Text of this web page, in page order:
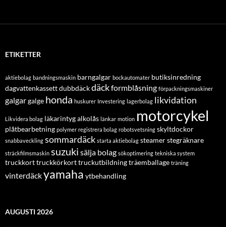
ETIKETTER
aktiebolag bandningsmaskin barngalgar bockautomater butiksinredning
dagvattenkassettdubbdäckdäckformblåsning förpackningsmaskiner
galgargalge honda huskurer Investering lagerbolag likvidation
Likvidera bolag läkarintyg alkolås länkar motion motorcykel
plåtbearbetning polymer registrera bolag robotsvetsning skyltdockor
snabbaveckling sommardäck starta aktiebolag steamerstegräknare
sträckfilmsmaskin suzuki sälja bolag sökoptimering tekniska system
truckkorttruckkörkorttruckutbildningträemballage träning
vinterdäckyamaha ytbehandling
AUGUSTI 2026